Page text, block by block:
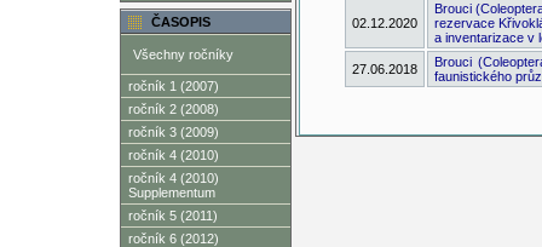
ČASOPIS
Všechny ročníky
ročník 1 (2007)
ročník 2 (2008)
ročník 3 (2009)
ročník 4 (2010)
ročník 4 (2010)
Supplementum
ročník 5 (2011)
ročník 6 (2012)
02.12.2020
Brouci
rezervace
a inventarizace v
27.06.2018
Brouci
faunistického